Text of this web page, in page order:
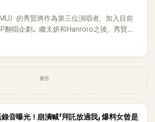
）的秀賢將作為第三位演唱者，加入目前
翻唱企劃。繼太妍和Hanroro之後，秀賢已
歌曲的主唱，並於近期完成錄音。
廣告
音曝光！崩潰喊「拜託放過我」 爆料女曾是